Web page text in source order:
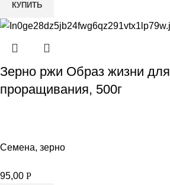
КУПИТЬ
Зерно ржи Образ жизни для
проращивания, 500г
Семена, зерно
95,00 Р